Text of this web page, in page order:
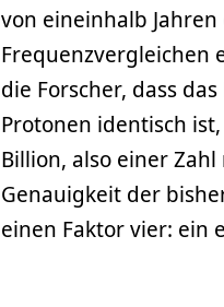
von eineinhalb
Frequenzvergleichen
die Forscher, dass
Protonen identisch
Billion, also einer
Genauigkeit der
einen Faktor vier: ein